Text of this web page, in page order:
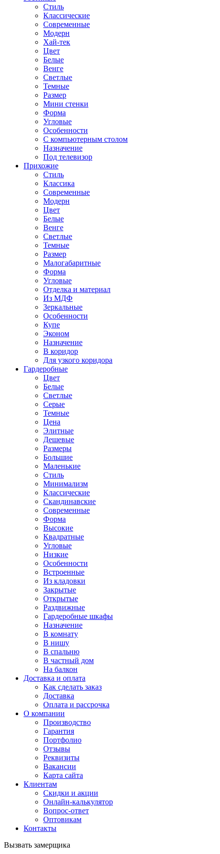
Стиль
Классические
Современные
Модерн
Хай-тек
Цвет
Белые
Венге
Светлые
Темные
Размер
Мини стенки
Форма
Угловые
Особенности
С компьютерным столом
Назначение
Под телевизор
Прихожие
Стиль
Классика
Современные
Модерн
Цвет
Белые
Венге
Светлые
Темные
Размер
Малогабаритные
Форма
Угловые
Отделка и материал
Из МДФ
Зеркальные
Особенности
Купе
Эконом
Назначение
В коридор
Для узкого коридора
Гардеробные
Цвет
Белые
Светлые
Серые
Темные
Цена
Элитные
Дешевые
Размеры
Большие
Маленькие
Стиль
Минимализм
Классические
Скандинавские
Современные
Форма
Высокие
Квадратные
Угловые
Низкие
Особенности
Встроенные
Из кладовки
Закрытые
Открытые
Раздвижные
Гардеробные шкафы
Назначение
В комнату
В нишу
В спальню
В частный дом
На балкон
Доставка и оплата
Как сделать заказ
Доставка
Оплата и рассрочка
О компании
Производство
Гарантия
Портфолио
Отзывы
Реквизиты
Вакансии
Карта сайта
Клиентам
Скидки и акции
Онлайн-калькулятор
Вопрос-ответ
Оптовикам
Контакты
Вызвать замерщика